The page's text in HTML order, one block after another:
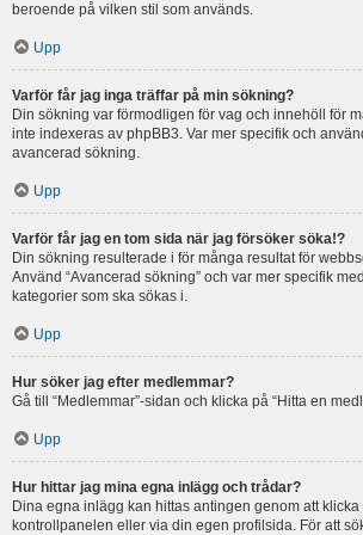
beroende på vilken stil som används.
Upp
Varför får jag inga träffar på min sökning?
Din sökning var förmodligen för vag och innehöll för
inte indexeras av phpBB3. Var mer specifik och
avancerad sökning.
Upp
Varför får jag en tom sida när jag försöker söka!?
Din sökning resulterade i för många resultat för
Använd “Avancerad sökning” och var mer specifik
kategorier som ska sökas i.
Upp
Hur söker jag efter medlemmar?
Gå till “Medlemmar”-sidan och klicka på “Hitta en
Upp
Hur hittar jag mina egna inlägg och trådar?
Dina egna inlägg kan hittas antingen genom att klicka
kontrollpanelen eller via din egen profilsida. För att